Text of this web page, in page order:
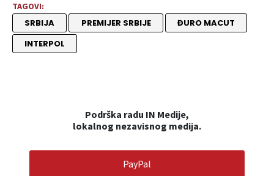
TAGOVI:
SRBIJA PREMIJER SRBIJE
ĐURO MACUT
INTERPOL
Podrška radu IN Medije,
lokalnog nezavisnog medija.
PayPal